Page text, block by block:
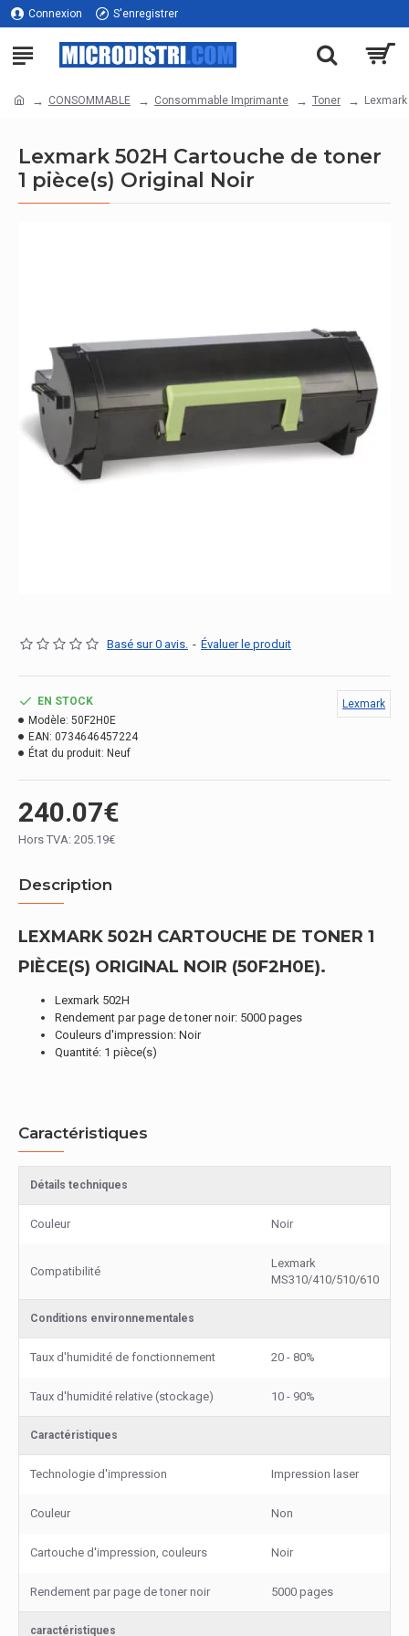
Connexion S'enregistrer
CONSOMMABLE Consommable Imprimante Toner
Lexmark 502H Cartouche de toner
1 pièce(s) Original Noir
Basé sur 0 avis. - Évaluer le produit
240.07€
Hors TVA: 205.19€
EN STOCK
Modèle: 50F2H0E
EAN: 0734646457224
État du produit: Neuf
Lexmark
Description
LEXMARK 502H CARTOUCHE DE TONER 1
PIÈCE(S) ORIGINAL NOIR (50F2H0E).
Lexmark 502H
Rendement par page de toner noir: 5000 pages
Couleurs d'impression: Noir
Quantité: 1 pièce(s)
Caractéristiques
Détails techniques
Couleur Noir
Compatibilité
Lexmark
MS310/410/510/610
Conditions environnementales
Taux d'humidité de fonctionnement 20 - 80%
Taux d'humidité relative (stockage) 10 - 90%
Caractéristiques
Technologie d'impression Impression laser
Couleur Non
Cartouche d'impression, couleurs Noir
Rendement par page de toner noir 5000 pages
caractéristiques